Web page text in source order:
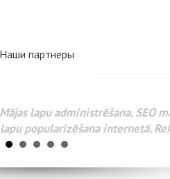
Наши партнеры
Администрирование веб-
Раскрутка веб-